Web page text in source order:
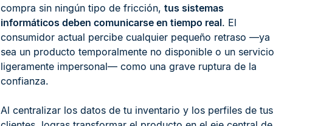
compra sin ningún tipo de fricción, tus sistemas
informáticos deben comunicarse en tiempo real. El
consumidor actual percibe cualquier pequeño retraso —ya
sea un producto temporalmente no disponible o un servicio
ligeramente impersonal— como una grave ruptura de la
confianza.
Al centralizar los datos de tu inventario y los perfiles de tus